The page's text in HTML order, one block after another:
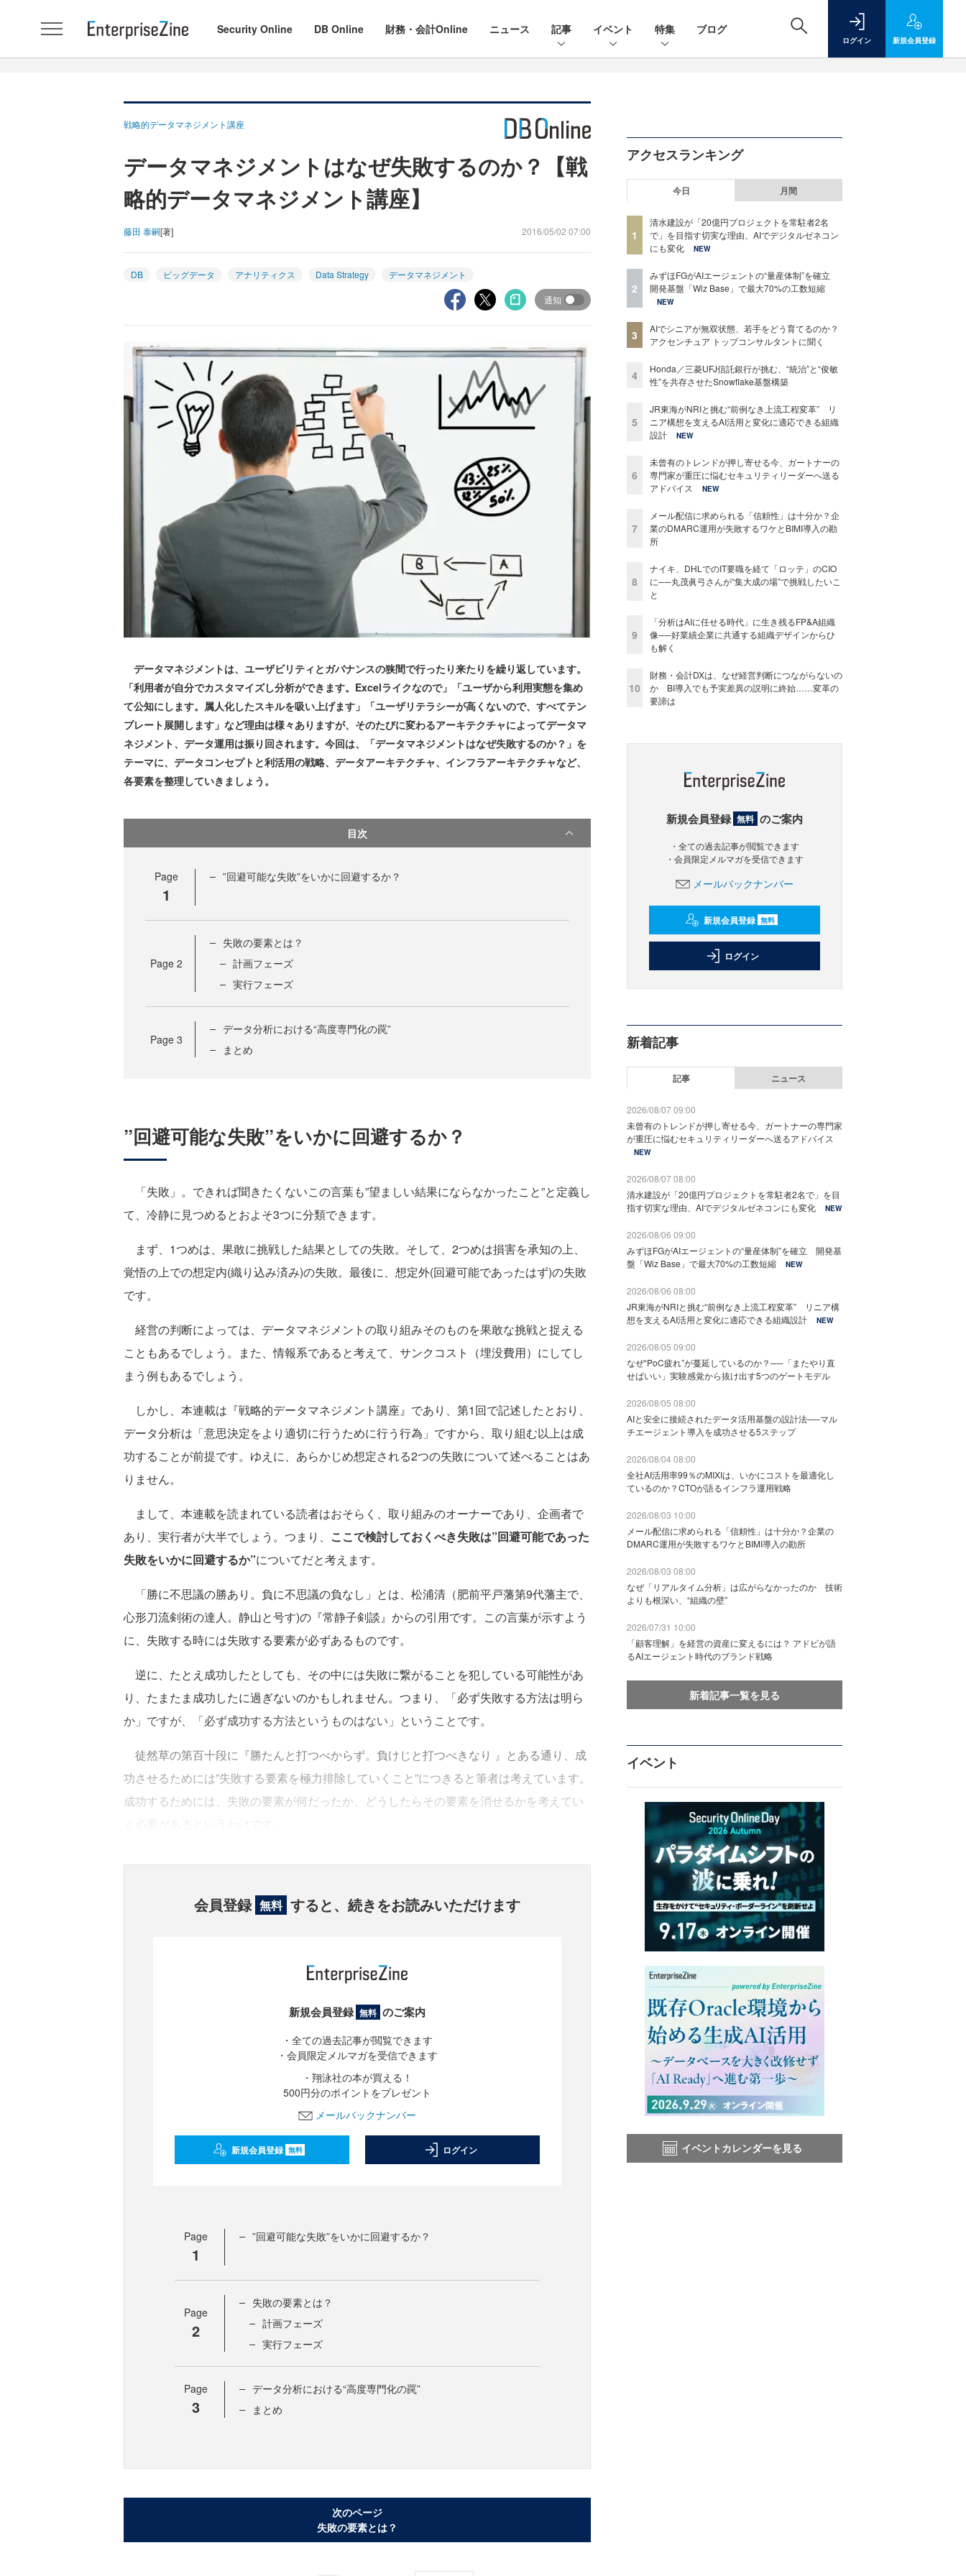
Security Online DB Online 財務・会計Online ニュース 記事 イベント 特集 ブログ
ログイン 新規会員登録
戦略的データマネジメント講座
データマネジメントはなぜ失敗するのか？【戦
略的データマネジメント講座】
藤田 泰嗣[著] 2016/05/02 07:00
DB ビッグデータ アナリティクス Data Strategy データマネジメント
通知
データマネジメントは、ユーザビリティとガバナンスの狭間で行ったり来たりを繰り返しています。
「利用者が自分でカスタマイズし分析ができます。Excelライクなので」「ユーザから利用実態を集め
て公知にします。属人化したスキルを吸い上げます」「ユーザリテラシーが高くないので、すべてテン
プレート展開します」など理由は様々ありますが、そのたびに変わるアーキテクチャによってデータマ
ネジメント、データ運用は振り回されます。今回は、「データマネジメントはなぜ失敗するのか？」を
テーマに、データコンセプトと利活用の戦略、データアーキテクチャ、インフラアーキテクチャなど、
各要素を整理していきましょう。
目次
Page
1
”回避可能な失敗”をいかに回避するか？
Page 2
失敗の要素とは？
計画フェーズ
実行フェーズ
Page 3
データ分析における“高度専門化の罠”
まとめ
”回避可能な失敗”をいかに回避するか？
「失敗」。できれば聞きたくないこの言葉も”望ましい結果にならなかったこと”と定義し
て、冷静に見つめるとおよそ3つに分類できます。
まず、1つめは、果敢に挑戦した結果としての失敗。そして、2つめは損害を承知の上、
覚悟の上での想定内(織り込み済み)の失敗。最後に、想定外(回避可能であったはず)の失敗
です。
経営の判断によっては、データマネジメントの取り組みそのものを果敢な挑戦と捉える
こともあるでしょう。また、情報系であると考えて、サンクコスト（埋没費用）にしてし
まう例もあるでしょう。
しかし、本連載は『戦略的データマネジメント講座』であり、第1回で記述したとおり、
データ分析は「意思決定をより適切に行うために行う行為」ですから、取り組む以上は成
功することが前提です。ゆえに、あらかじめ想定される2つの失敗について述べることはあ
りません。
まして、本連載を読まれている読者はおそらく、取り組みのオーナーであり、企画者で
あり、実行者が大半でしょう。つまり、 ここで検討しておくべき失敗は”回避可能であった
失敗をいかに回避するか”についてだと考えます。
「勝に不思議の勝あり。負に不思議の負なし」とは、松浦清（肥前平戸藩第9代藩主で、
心形刀流剣術の達人。静山と号す)の『常静子剣談』からの引用です。この言葉が示すよう
に、失敗する時には失敗する要素が必ずあるものです。
逆に、たとえ成功したとしても、その中には失敗に繋がることを犯している可能性があ
り、たまたま成功したに過ぎないのかもしれません。つまり、「必ず失敗する方法は明ら
か」ですが、「必ず成功する方法というものはない」ということです。
徒然草の第百十段に『勝たんと打つべからず。負けじと打つべきなり 』とある通り、成
功させるためには”失敗する要素を極力排除していくこと”につきると筆者は考えています。
成功するためには、失敗の要素が何だったか、どうしたらその要素を消せるかを考えてい
会員登録 無料 すると、続きをお読みいただけます
新規会員登録 無料 のご案内
・全ての過去記事が閲覧できます
・会員限定メルマガを受信できます
・翔泳社の本が買える！
500円分のポイントをプレゼント
メールバックナンバー
新規会員登録 無料 ログイン
Page
1
”回避可能な失敗”をいかに回避するか？
Page
2
失敗の要素とは？
計画フェーズ
実行フェーズ
Page
3
データ分析における“高度専門化の罠”
まとめ
次のページ
失敗の要素とは？
アクセスランキング
今日 月間
1
清水建設が「20億円プロジェクトを常駐者2名
で」を目指す切実な理由、AIでデジタルゼネコン
にも変化
NEW
2
みずほFGがAIエージェントの“量産体制”を確立
開発基盤「Wiz Base」で最大70%の工数短縮
NEW
3
AIでシニアが無双状態、若手をどう育てるのか？
アクセンチュア トップコンサルタントに聞く
4
Honda／三菱UFJ信託銀行が挑む、“統治”と“俊敏
性”を共存させたSnowflake基盤構築
5
JR東海がNRIと挑む“前例なき上流工程変革” リ
ニア構想を支えるAI活用と変化に適応できる組織
設計
NEW
6
未曾有のトレンドが押し寄せる今、ガートナーの
専門家が重圧に悩むセキュリティリーダーへ送る
アドバイス
NEW
7
メール配信に求められる「信頼性」は十分か？企
業のDMARC運用が失敗するワケとBIMI導入の勘
所
8
ナイキ、DHLでのIT要職を経て「ロッテ」のCIO
に──丸茂眞弓さんが“集大成の場”で挑戦したいこ
と
9
「分析はAIに任せる時代」に生き残るFP&A組織
像──好業績企業に共通する組織デザインからひ
も解く
10
財務・会計DXは、なぜ経営判断につながらないの
か BI導入でも予実差異の説明に終始……変革の
要諦は
新規会員登録 無料 のご案内
・全ての過去記事が閲覧できます
・会員限定メルマガを受信できます
メールバックナンバー
新規会員登録 無料
ログイン
新着記事
記事 ニュース
2026/08/07 09:00
未曾有のトレンドが押し寄せる今、ガートナーの専門家
が重圧に悩むセキュリティリーダーへ送るアドバイス
NEW
2026/08/07 08:00
清水建設が「20億円プロジェクトを常駐者2名で」を目
指す切実な理由、AIでデジタルゼネコンにも変化
NEW
2026/08/06 09:00
みずほFGがAIエージェントの“量産体制”を確立 開発基
盤「Wiz Base」で最大70%の工数短縮
NEW
2026/08/06 08:00
JR東海がNRIと挑む“前例なき上流工程変革” リニア構
想を支えるAI活用と変化に適応できる組織設計
NEW
2026/08/05 09:00
なぜ“PoC疲れ”が蔓延しているのか？──「またやり直
せばいい」実験感覚から抜け出す5つのゲートモデル
2026/08/05 08:00
AIと安全に接続されたデータ活用基盤の設計法──マル
チエージェント導入を成功させる5ステップ
2026/08/04 08:00
全社AI活用率99％のMIXIは、いかにコストを最適化し
ているのか？CTOが語るインフラ運用戦略
2026/08/03 10:00
メール配信に求められる「信頼性」は十分か？企業の
DMARC運用が失敗するワケとBIMI導入の勘所
2026/08/03 08:00
なぜ「リアルタイム分析」は広がらなかったのか 技術
よりも根深い、“組織の壁”
2026/07/31 10:00
「顧客理解」を経営の資産に変えるには？ アドビが語
るAIエージェント時代のブランド戦略
新着記事一覧を見る
イベント
イベントカレンダーを見る